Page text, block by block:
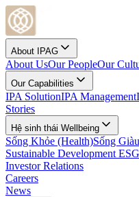
About IPAG
About UsOur PeopleOur
Our Capabilities
IPA SolutionIPA Management
Stories
Hệ sinh thái Wellbeing
Sống Khỏe (Health)Sống
Sustainable Development ESG
Investor Relations
Careers
News